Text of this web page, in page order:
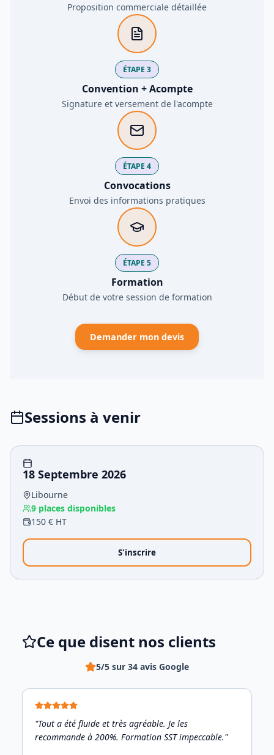
Proposition commerciale détaillée
ÉTAPE 3
Convention + Acompte
Signature et versement de l'acompte
ÉTAPE 4
Convocations
Envoi des informations pratiques
ÉTAPE 5
Formation
Début de votre session de formation
Demander mon devis
Sessions à venir
18 Septembre 2026
Libourne
9 places disponibles
150 € HT
S'inscrire
Ce que disent nos clients
5/5 sur 34 avis Google
"Tout a été fluide et très agréable. Je les
recommande à 200%. Formation SST impeccable."